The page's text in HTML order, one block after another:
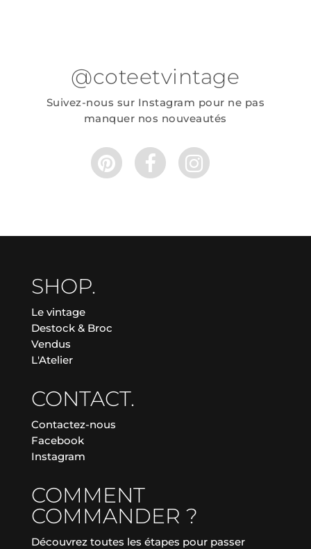
@coteetvintage
Suivez-nous sur Instagram pour ne pas
manquer nos nouveautés
SHOP.
Le vintage
Destock & Broc
Vendus
L'Atelier
CONTACT.
Contactez-nous
Facebook
Instagram
COMMENT
COMMANDER ?
Découvrez toutes les étapes pour passer